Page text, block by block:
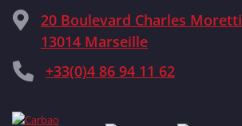
20 Boulevard Charles Moretti
13014 Marseille
+33(0)4 86 94 11 62